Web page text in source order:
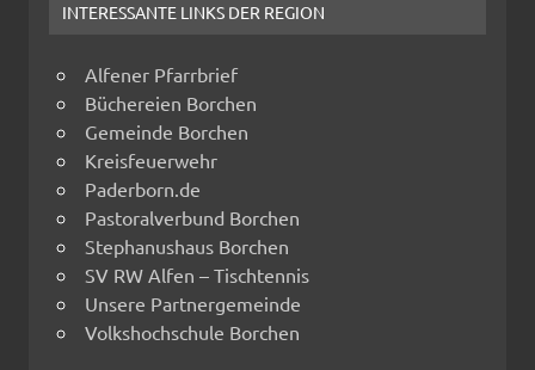
INTERESSANTE LINKS DER REGION
Alfener Pfarrbrief
Büchereien Borchen
Gemeinde Borchen
Kreisfeuerwehr
Paderborn.de
Pastoralverbund Borchen
Stephanushaus Borchen
SV RW Alfen – Tischtennis
Unsere Partnergemeinde
Volkshochschule Borchen